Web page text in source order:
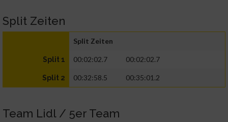
Split Zeiten
Split Zeiten
Split 1 00:02:02.7 00:02:02.7
Split 2 00:32:58.5 00:35:01.2
Team Lidl / 5er Team